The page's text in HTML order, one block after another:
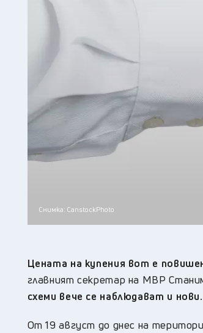
Снимка: CanstockPhoto
Цената на купения вот е
главният секретар на МВР
схеми вече се наблюдават и нови.
От 19 август до днес на